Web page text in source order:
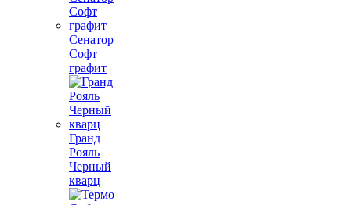
Сенатор
Софт
графит
Гранд
Рояль
Черный
кварц